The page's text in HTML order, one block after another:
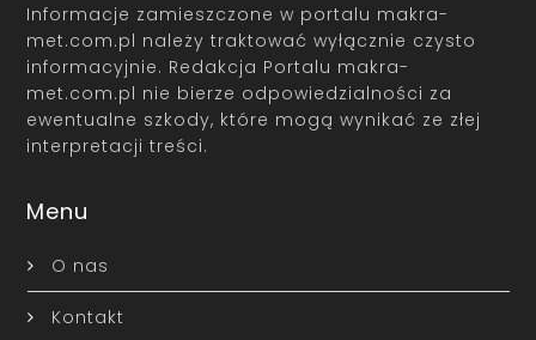
Informacje zamieszczone w portalu makra-
met.com.pl należy traktować wyłącznie czysto
informacyjnie. Redakcja Portalu makra-
met.com.pl nie bierze odpowiedzialności za
ewentualne szkody, które mogą wynikać ze złej
interpretacji treści.
Menu
O nas
Kontakt